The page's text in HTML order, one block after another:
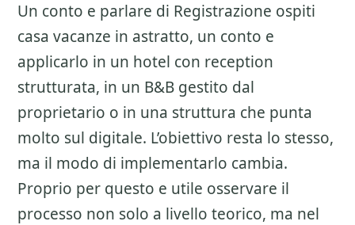
Un conto e parlare di Registrazione ospiti
casa vacanze in astratto, un conto e
applicarlo in un hotel con reception
strutturata, in un B&B gestito dal
proprietario o in una struttura che punta
molto sul digitale. L’obiettivo resta lo stesso,
ma il modo di implementarlo cambia.
Proprio per questo e utile osservare il
processo non solo a livello teorico, ma nel